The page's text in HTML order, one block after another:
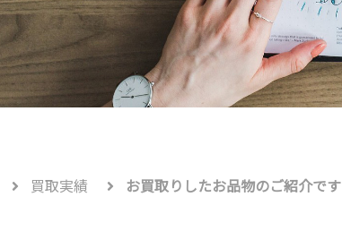
買取実績 お買取りしたお品物のご紹介です